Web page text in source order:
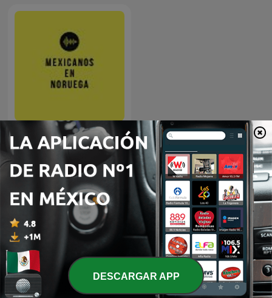
Mexicanos en Noruega
Más podcasts internacionales de Gobierno
DESCARGAR APP